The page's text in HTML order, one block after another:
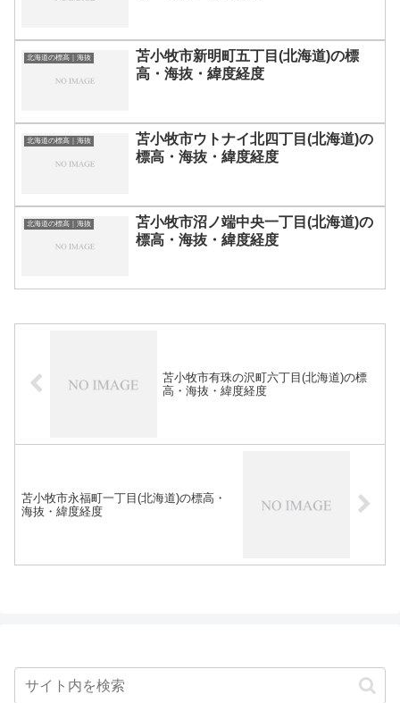
北海道の標高｜海抜
苫小牧市新明町五丁目(北海道)の標
高・海抜・緯度経度
北海道の標高｜海抜
苫小牧市ウトナイ北四丁目(北海道)の
標高・海抜・緯度経度
北海道の標高｜海抜
苫小牧市沼ノ端中央一丁目(北海道)の
標高・海抜・緯度経度
苫小牧市有珠の沢町六丁目(北海道)の標
高・海抜・緯度経度
苫小牧市永福町一丁目(北海道)の標高・
海抜・緯度経度